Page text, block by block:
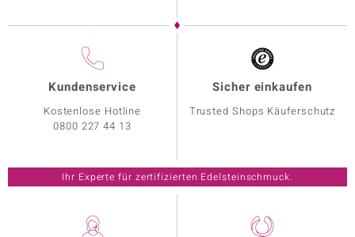
Kundenservice
Kostenlose Hotline
0800 227 44 13
Sicher einkaufen
Trusted Shops Käuferschutz
Ihr Experte für zertifizierten Edelsteinschmuck.